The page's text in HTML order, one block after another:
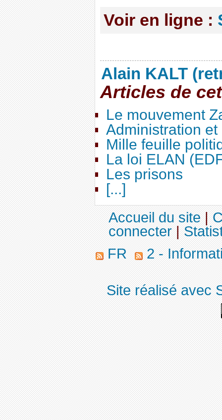
Voir en ligne :
Alain KALT
Articles de
Le mouvement
Administration
Mille feuille
La loi ELAN
Les prisons
[...]
Accueil du site|
connecter|
FR
2 -
Site réalisé avec